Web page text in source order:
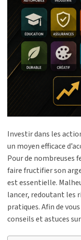
Investir dans les
un moyen efficace
Pour de nombreuses
faire fructifier son
est essentielle.
lancer, redoutant les
pratiques. Afin de
conseils et astuces